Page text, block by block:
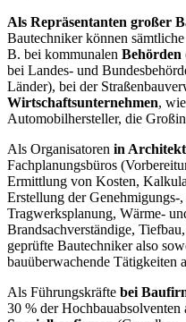
Als Repräsentanten großer
Bautechniker können
B. bei kommunalen Behörden
bei Landes- und
Länder), bei der
Wirtschaftsunternehmen,
Automobilhersteller, die
Als Organisatoren in
Fachplanungsbüros
Ermittlung von Kosten,
Erstellung der Genehmigungs-
Tragwerksplanung, Wärme-
Brandsachverständige,
geprüfte Bautechniker also
bauüberwachende Tätigkeiten
Als Führungskräfte bei
30 % der Hochbauabsolventen